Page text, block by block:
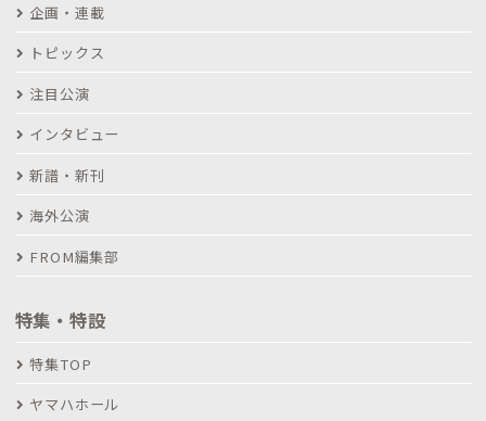
企画・連載
トピックス
注目公演
インタビュー
新譜・新刊
海外公演
FROM編集部
特集・特設
特集TOP
ヤマハホール